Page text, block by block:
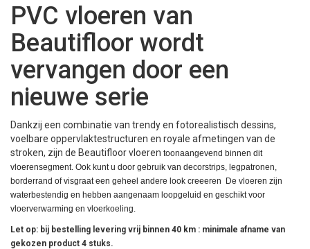
PVC vloeren van
Beautifloor wordt
vervangen door een
nieuwe serie
Dankzij een combinatie van trendy en fotorealistisch dessins,
voelbare oppervlaktestructuren en royale afmetingen van de
stroken, zijn de Beautifloor vloeren toonaangevend binnen dit
vloerensegment. Ook kunt u door gebruik van decorstrips, legpatronen,
borderrand of visgraat een geheel andere look creeeren De vloeren zijn
waterbestendig en hebben aangenaam loopgeluid en geschikt voor
vloerverwarming en vloerkoeling.
Let op: bij bestelling levering vrij binnen 40 km : minimale afname van
gekozen product 4 stuks.